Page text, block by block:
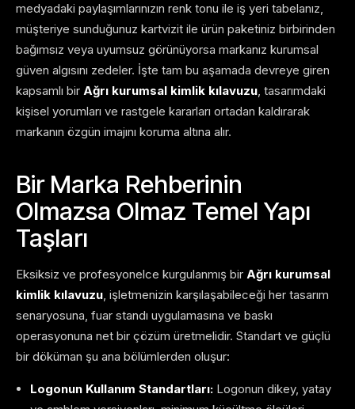
medyadaki paylaşımlarınızın renk tonu ile iş yeri tabelanız,
müşteriye sunduğunuz kartvizit ile ürün paketiniz birbirinden
bağımsız veya uyumsuz görünüyorsa markanız kurumsal
güven algısını zedeler. İşte tam bu aşamada devreye giren
kapsamlı bir Ağrı kurumsal kimlik kılavuzu, tasarımdaki
kişisel yorumları ve rastgele kararları ortadan kaldırarak
markanın özgün imajını koruma altına alır.
Bir Marka Rehberinin
Olmazsa Olmaz Temel Yapı
Taşları
Eksiksiz ve profesyonelce kurgulanmış bir Ağrı kurumsal
kimlik kılavuzu, işletmenizin karşılaşabileceği her tasarım
senaryosuna, fuar standı uygulamasına ve baskı
operasyonuna net bir çözüm üretmelidir. Standart ve güçlü
bir döküman şu ana bölümlerden oluşur:
Logonun Kullanım Standartları: Logonun dikey, yatay